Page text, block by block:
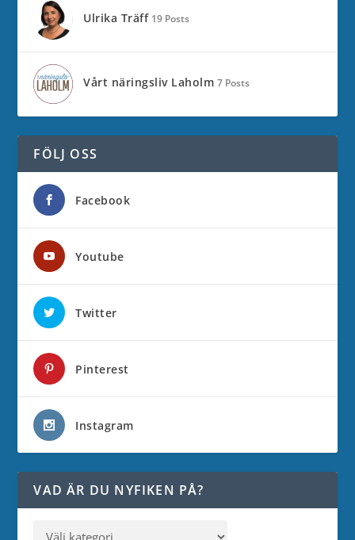
Ulrika Träff 19 Posts
Vårt näringsliv Laholm 7 Posts
FÖLJ OSS
Facebook
Youtube
Twitter
Pinterest
Instagram
VAD ÄR DU NYFIKEN PÅ?